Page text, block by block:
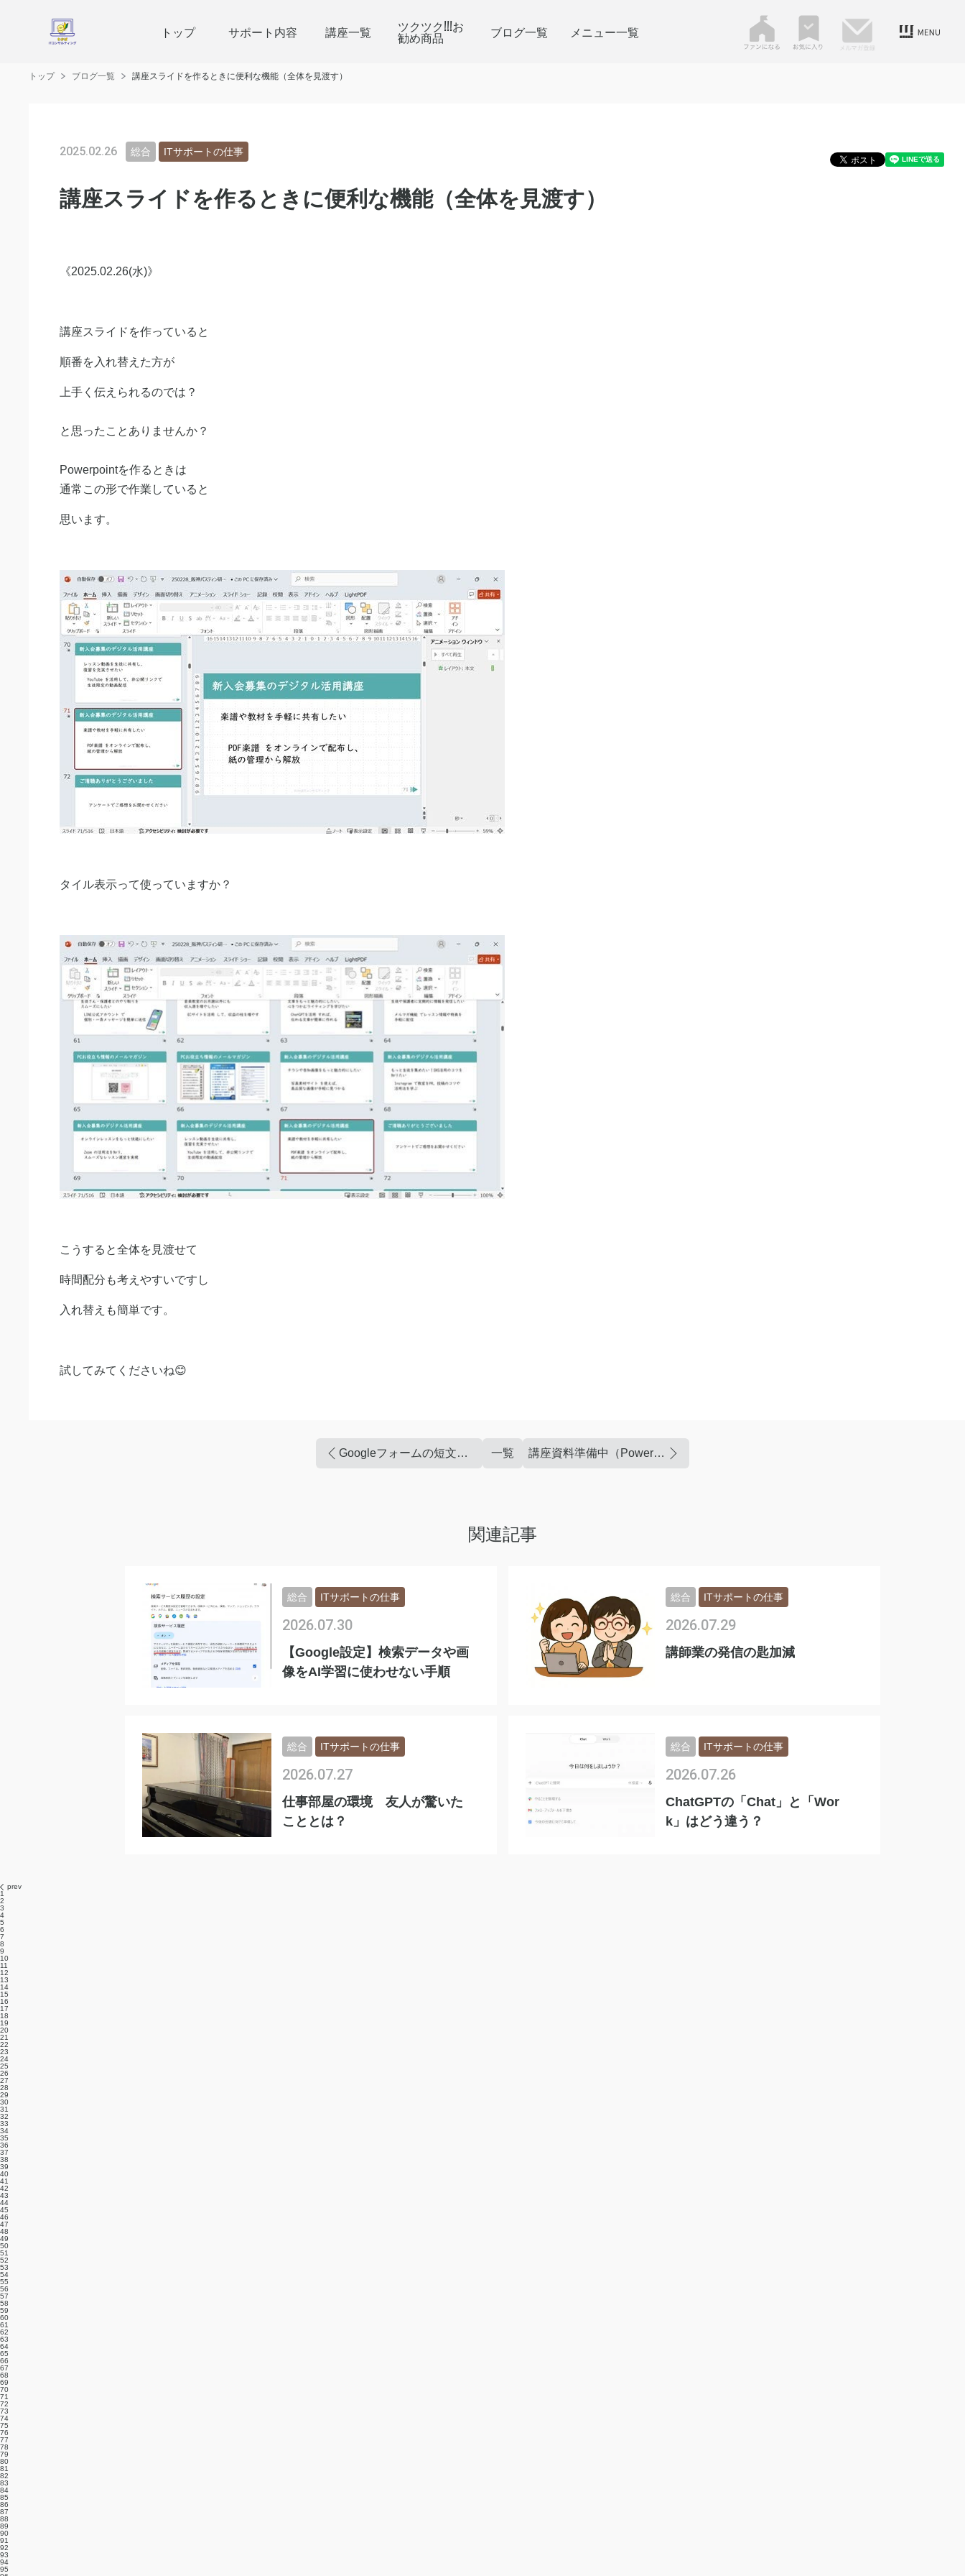
トップ サポート内容 講座一覧 ツクツク!!!お
勧め商品 ブログ一覧 メニュー一覧
トップ ブログ一覧 講座スライドを作るときに便利な機能（全体を見渡す）
2025.02.26 総合 ITサポートの仕事
講座スライドを作るときに便利な機能（全体を見渡す）
《2025.02.26(水)》
講座スライドを作っていると
順番を入れ替えた方が
上手く伝えられるのでは？
と思ったことありませんか？
Powerpointを作るときは
通常この形で作業していると
思います。
タイル表示って使っていますか？
こうすると全体を見渡せて
時間配分も考えやすいですし
入れ替えも簡単です。
試してみてくださいね😊
Googleフォームの短文・長文回答設定 一覧 講座資料準備中（PowerPointを使い勝手良くする方法１）
関連記事
【Google設定】検索データや画
像をAI学習に使わせない手順
2026.07.30
総合 ITサポートの仕事
講師業の発信の匙加減
2026.07.29
総合 ITサポートの仕事
仕事部屋の環境 友人が驚いた
こととは？
2026.07.27
総合 ITサポートの仕事
ChatGPTの「Chat」と「Wor
k」はどう違う？
2026.07.26
総合 ITサポートの仕事
prev
1
2
3
4
5
6
7
8
9
10
11
12
13
14
15
16
17
18
19
20
21
22
23
24
25
26
27
28
29
30
31
32
33
34
35
36
37
38
39
40
41
42
43
44
45
46
47
48
49
50
51
52
53
54
55
56
57
58
59
60
61
62
63
64
65
66
67
68
69
70
71
72
73
74
75
76
77
78
79
80
81
82
83
84
85
86
87
88
89
90
91
92
93
94
95